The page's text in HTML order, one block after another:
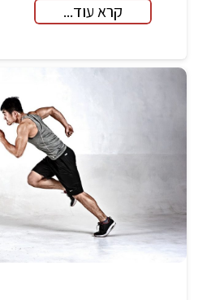
קרא עוד...